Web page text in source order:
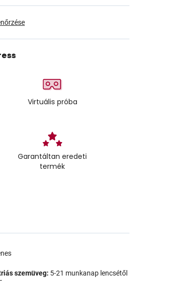
Virtuális próba
Garantáltan eredeti
termék
szemüveg: 5-21 munkanap lencsétől